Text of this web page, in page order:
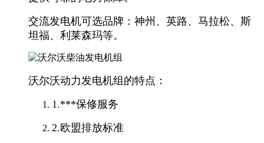
交流发电机可选品牌：神州、英路、马拉松、斯
坦福、利莱森玛等。
沃尔沃动力发电机组的特点：
1.***保修服务
2.欧盟排放标准